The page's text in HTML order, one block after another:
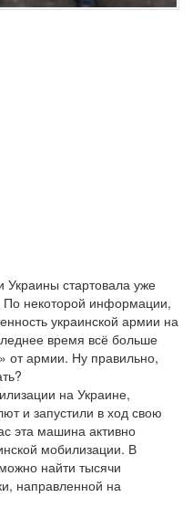
стартовала уже
По некоторой информации,
украинской армии на
время всё больше
от армии. Ну правильно,
на Украине,
и запустили в ход свою
эта машина активно
мобилизации. В
найти тысячи
направленной на